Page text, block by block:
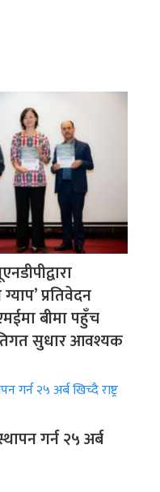
प्रतिवेदन
बीमा पहुँच
सुधार आवश्यक
गर्न २५ अर्ब